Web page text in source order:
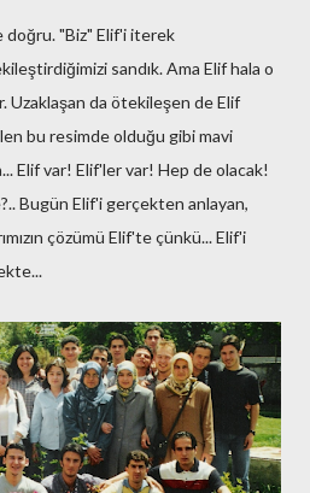
doğru. "Biz" Elif'i iterek
sandık. Ama Elif hala o
Uzaklaşan da ötekileşen de Elif
bu resimde olduğu gibi mavi
Elif var! Elif'ler var! Hep de olacak!
Bugün Elif'i gerçekten anlayan,
çözümü Elif'te çünkü... Elif'i